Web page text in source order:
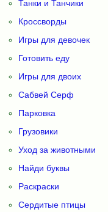
Танки и Танчики
Кроссворды
Игры для девочек
Готовить еду
Игры для двоих
Сабвей Серф
Парковка
Грузовики
Уход за животными
Найди буквы
Раскраски
Сердитые птицы